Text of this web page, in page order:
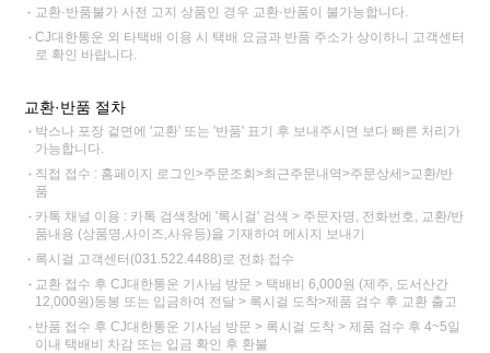
교환·반품불가 사전 고지 상품인 경우 교환·반품이 불가능합니다.
CJ대한통운 외 타택배 이용 시 택배 요금과 반품 주소가 상이하니 고객센터
로 확인 바랍니다.
교환·반품 절차
박스나 포장 겉면에 '교환' 또는 '반품' 표기 후 보내주시면 보다 빠른 처리가
가능합니다.
직접 접수 : 홈페이지 로그인>주문조회>최근주문내역>주문상세>교환/반
품
카톡 채널 이용 : 카톡 검색창에 '록시걸' 검색 > 주문자명, 전화번호, 교환/반
품내용 (상품명,사이즈,사유등)을 기재하여 메시지 보내기
록시걸 고객센터(031.522.4488)로 전화 접수
교환 접수 후 CJ대한통운 기사님 방문 > 택배비 6,000원 (제주, 도서산간
12,000원)동봉 또는 입금하여 전달 > 록시걸 도착>제품 검수 후 교환 출고
반품 접수 후 CJ대한통운 기사님 방문 > 록시걸 도착 > 제품 검수 후 4~5일
이내 택배비 차감 또는 입금 확인 후 환불